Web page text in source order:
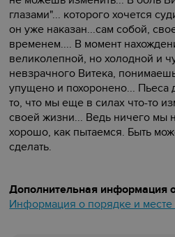
глазами"... которого хочется
он уже наказан...сам собой,
временем.... В момент
великолепной, но холодной и
невзрачного Витека,
упущено и похоронено... Пьеса
то, что мы еще в силах что-то
своей жизни... Ведь ничего мы
хорошо, как пытаемся. Быть
сделать.
Дополнительная информация
Информация о порядке и месте